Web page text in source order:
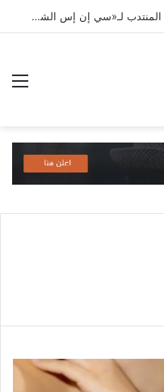
مارك فيلينتورف يتولى منصب العضو المنتدب لـ«سي إن إس الشرق الأوسط» ويشرف على شركات قطاع التكنولوجيا ضمن مجموعة غباش